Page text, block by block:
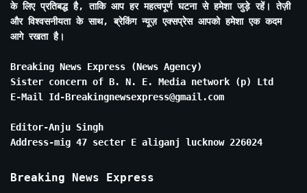
के लिए प्रतिबद्ध है, ताकि आप हर महत्वपूर्ण घटना से हमेशा जुड़े रहें। तेज़ी
और विश्वसनीयता के साथ, ब्रेकिंग न्यूज़ एक्सप्रेस आपको हमेशा एक कदम
आगे रखता है।
Breaking News Express (News Agency)
Sister concern of B. N. E. Media network (p) Ltd
E-Mail Id-Breakingnewsexpress@gmail.com
Editor-Anju Singh
Address-mig 47 secter E aliganj lucknow 226024
Breaking News Express